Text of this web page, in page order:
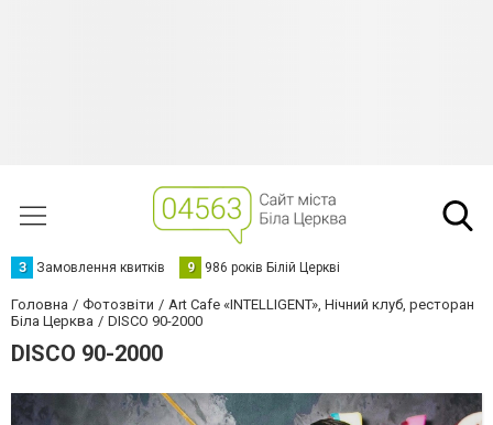
З Замовлення квитків 9 986 років Білій Церкві
Головна Фотозвіти
Art Cafe «INTELLIGENT», Нічний клуб, ресторан
Біла Церква
DISCO 90-2000
DISCO 90-2000